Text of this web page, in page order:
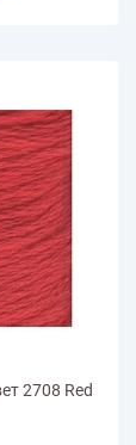
2708 Red